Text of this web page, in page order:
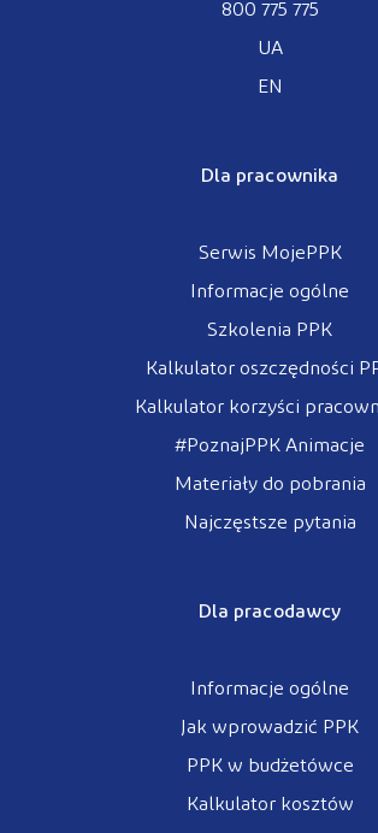
800 775 775
UA
EN
Dla pracownika
Serwis MojePPK
Informacje ogólne
Szkolenia PPK
Kalkulator oszczędności
Kalkulator korzyści
#PoznajPPK Animacje
Materiały do pobrania
Najczęstsze pytania
Dla pracodawcy
Informacje ogólne
Jak wprowadzić PPK
PPK w budżetówce
Kalkulator kosztów